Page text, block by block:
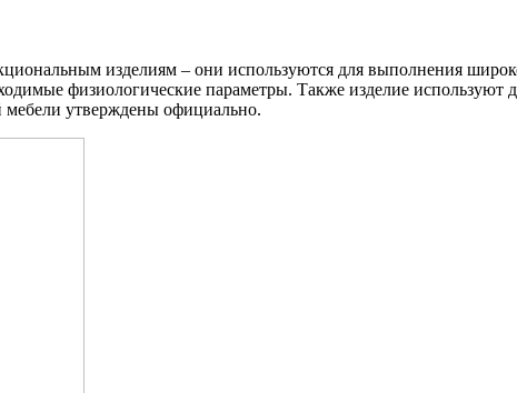
изделиям – они используются для выполнения
физиологические параметры. Также изделие
мебели утверждены официально.